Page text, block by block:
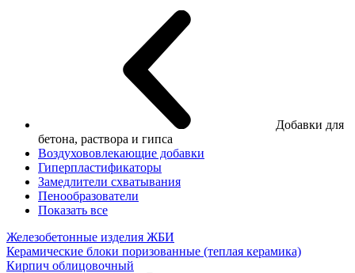
Добавки для
бетона, раствора и гипса
Воздухововлекающие добавки
Гиперпластификаторы
Замедлители схватывания
Пенообразователи
Показать все
Железобетонные изделия ЖБИ
Керамические блоки поризованные (теплая керамика)
Кирпич облицовочный